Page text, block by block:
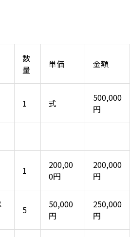
数
量
単価 金額
1 式
500,000
円
1
200,00
0円
200,000
円
5
50,000
円
250,000
円